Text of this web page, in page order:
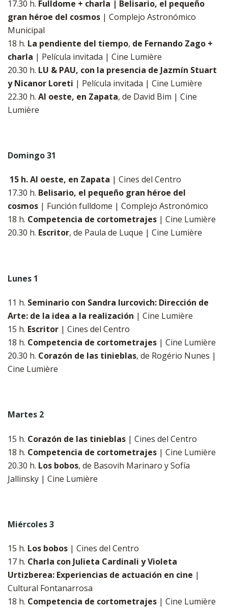
17.30 h. Fulldome + charla | Belisario, el pequeño
gran héroe del cosmos | Complejo Astronómico
Municipal
18 h. La pendiente del tiempo, de Fernando Zago +
charla | Película invitada | Cine Lumière
20.30 h. LU & PAU, con la presencia de Jazmín Stuart
y Nicanor Loreti | Película invitada | Cine Lumière
​​​​​​​22.30 h. Al oeste, en Zapata, de David Bim | Cine
Lumière
Domingo 31
15 h. Al oeste, en Zapata | Cines del Centro
17.30 h. Belisario, el pequeño gran héroe del
cosmos | Función fulldome | Complejo Astronómico
​​​​​​​18 h. Competencia de cortometrajes | Cine Lumière
20.30 h. Escritor, de Paula de Luque | Cine Lumière
Lunes 1
11 h. Seminario con Sandra Iurcovich: Dirección de
Arte: de la idea a la realización | Cine Lumière
​​​​​​​15 h. Escritor | Cines del Centro
18 h. Competencia de cortometrajes | Cine Lumière
20.30 h. Corazón de las tinieblas, de Rogério Nunes |
Cine Lumière
Martes 2
15 h. Corazón de las tinieblas | Cines del Centro
​​​​​​​18 h. Competencia de cortometrajes | Cine Lumière
​​​​​​​20.30 h. Los bobos, de Basovih Marinaro y Sofía
Jallinsky | Cine Lumière
Miércoles 3
15 h. Los bobos | Cines del Centro
​​​​​​​17 h. Charla con Julieta Cardinali y Violeta
Urtizberea: Experiencias de actuación en cine |
Cultural Fontanarrosa
​​​​​​​18 h. Competencia de cortometrajes | Cine Lumière